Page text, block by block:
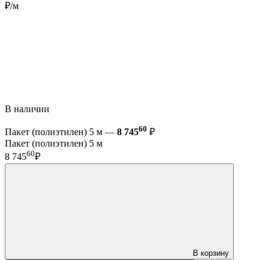
₽/м
В наличии
Пакет (полиэтилен) 5 м — 8 74560 ₽
Пакет (полиэтилен) 5 м
8 74560₽
В корзину